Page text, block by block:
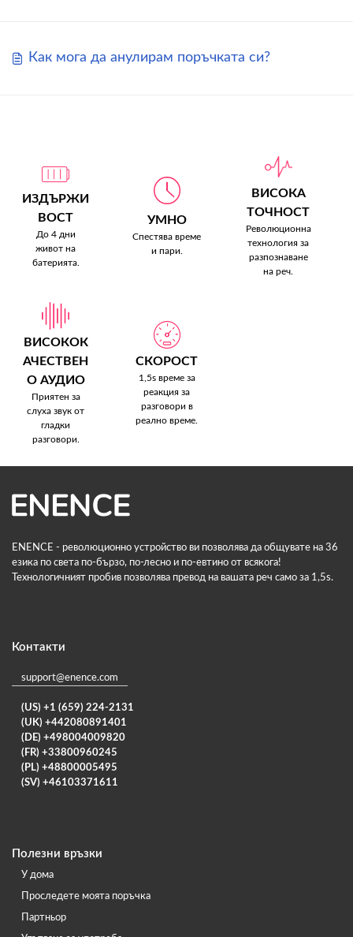
Как мога да анулирам поръчката си?
ИЗДЪРЖИ
ВОСТ
До 4 дни
живот на
батерията.
УМНО
Спестява време
и пари.
ВИСОКА
ТОЧНОСТ
Революционна
технология за
разпознаване
на реч.
ВИСОКОК
АЧЕСТВЕН
О АУДИО
Приятен за
слуха звук от
гладки
разговори.
СКОРОСТ
1,5s време за
реакция за
разговори в
реално време.
ENENCE - революционно устройство ви позволява да общувате на 36
езика по света по-бързо, по-лесно и по-евтино от всякога!
Технологичният пробив позволява превод на вашата реч само за 1,5s.
Контакти
support@enence.com
(US) +1 (659) 224-2131
(UK) +442080891401
(DE) +498004009820
(FR) +33800960245
(PL) +48800005495
(SV) +46103371611
Полезни връзки
У дома
Проследете моята поръчка
Партньор